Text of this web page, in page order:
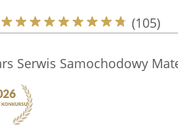
(105)
Serwis Samochodowy